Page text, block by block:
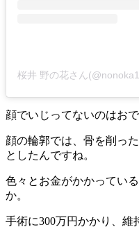
桜井 野の花さん
顔でいじってないのはお
顔の輪郭では、骨を削っ
としたんですね。
色々とお金がかかってい
か。
手術に300万円かかり、